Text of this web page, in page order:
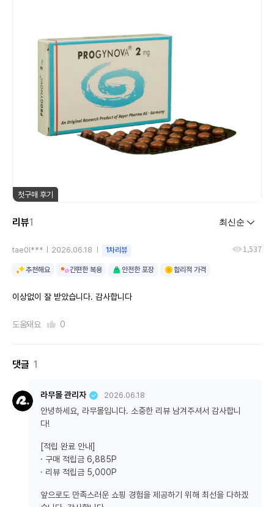
첫구매 후기
리뷰1
tae0l*** 2026.06.18 1차리뷰 1,537
추천해요 간편한 복용 안전한 포장 합리적 가격
이상없이 잘 받았습니다. 감사합니다
도움돼요 0
댓글 1
라무몰 관리자 2026.06.18
안녕하세요, 라무몰입니다. 소중한 리뷰 남겨주셔서 감사합니
다!
[적립 완료 안내]
· 구매 적립금 6,885P
· 리뷰 적립금 5,000P
앞으로도 만족스러운 쇼핑 경험을 제공하기 위해 최선을 다하겠